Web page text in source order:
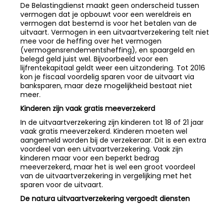
De Belastingdienst maakt geen onderscheid tussen
vermogen dat je opbouwt voor een wereldreis en
vermogen dat bestemd is voor het betalen van de
uitvaart. Vermogen in een uitvaartverzekering telt niet
mee voor de heffing over het vermogen
(vermogensrendementsheffing), en spaargeld en
belegd geld juist wel. Bijvoorbeeld voor een
lijfrentekapitaal geldt weer een uitzondering. Tot 2016
kon je fiscaal voordelig sparen voor de uitvaart via
banksparen, maar deze mogelijkheid bestaat niet
meer.
Kinderen zijn vaak gratis meeverzekerd
In de uitvaartverzekering zijn kinderen tot 18 of 21 jaar
vaak gratis meeverzekerd. Kinderen moeten wel
aangemeld worden bij de verzekeraar. Dit is een extra
voordeel van een uitvaartverzekering. Vaak zijn
kinderen maar voor een beperkt bedrag
meeverzekerd, maar het is wel een groot voordeel
van de uitvaartverzekering in vergelijking met het
sparen voor de uitvaart.
De natura uitvaartverzekering vergoedt diensten